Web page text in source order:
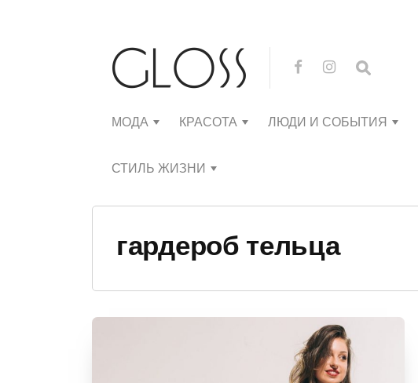
МОДА КРАСОТА ЛЮДИ И СОБЫТИЯ
СТИЛЬ ЖИЗНИ
гардероб тельца